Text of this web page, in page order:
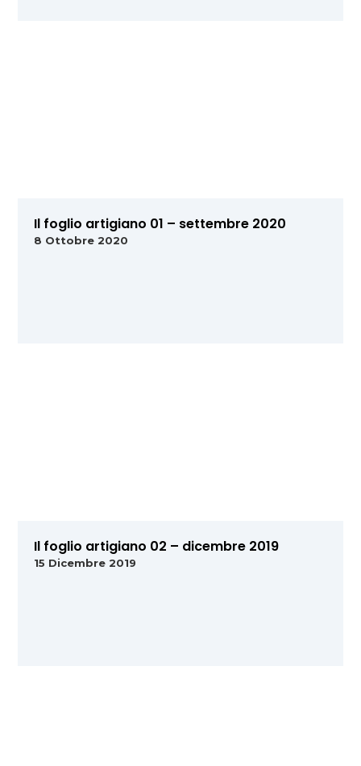
Il foglio artigiano 01 – settembre 2020
8 Ottobre 2020
Il foglio artigiano 02 – dicembre 2019
15 Dicembre 2019